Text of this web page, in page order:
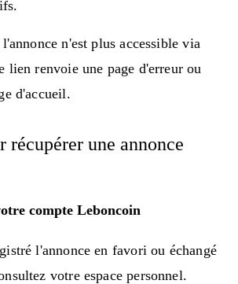
n'est plus accessible via
renvoie une page d'erreur ou
d'accueil.
récupérer une annonce
compte Leboncoin
l'annonce en favori ou échangé
votre espace personnel.